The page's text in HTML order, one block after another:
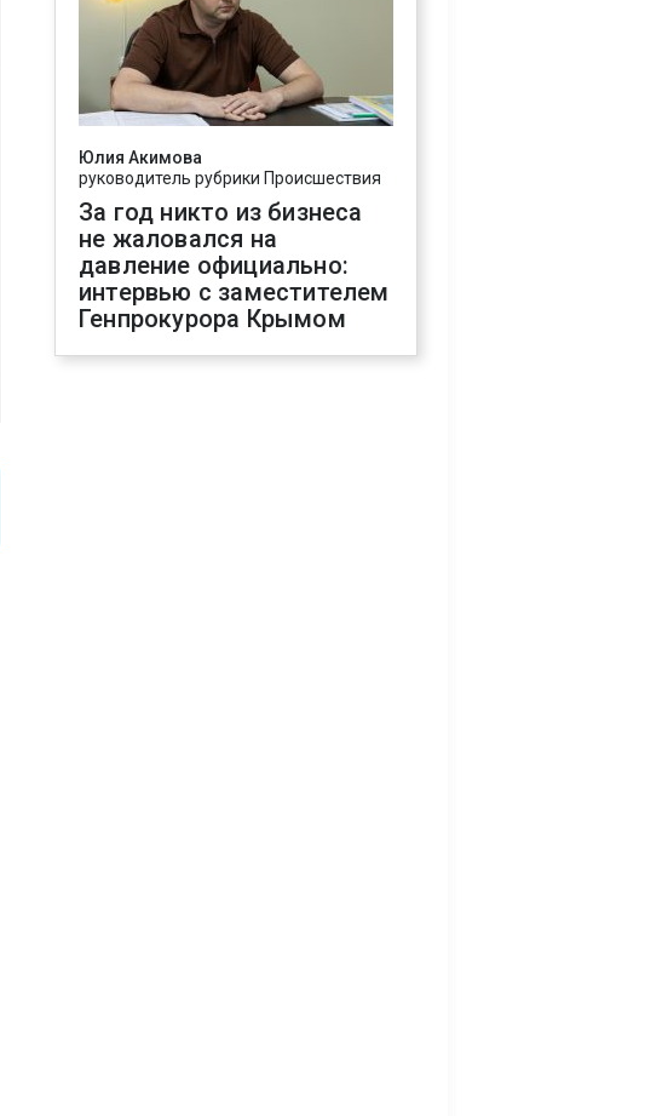
Юлия Акимова
руководитель рубрики Происшествия
За год никто из бизнеса
не жаловался на
давление официально:
интервью с заместителем
Генпрокурора Крымом